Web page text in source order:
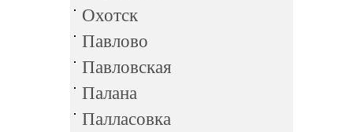
Охотск
Павлово
Павловская
Палана
Палласовка